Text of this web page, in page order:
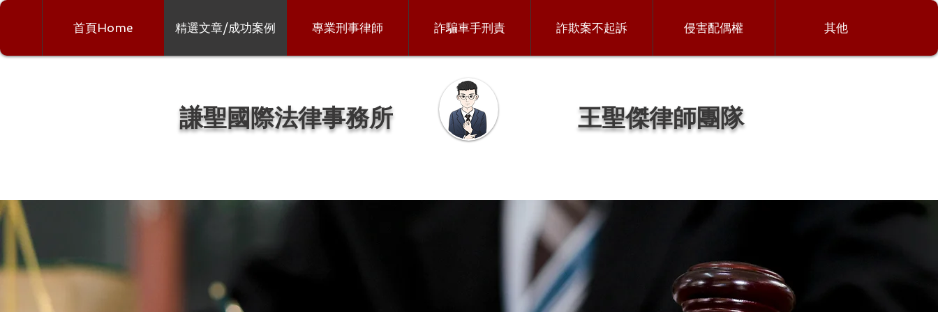
首頁Home 精選文章/成功案例 專業刑事律師 詐騙車手刑責 詐欺案不起訴 侵害配偶權 其他
謙聖國際法律事務所 王聖傑律師團隊